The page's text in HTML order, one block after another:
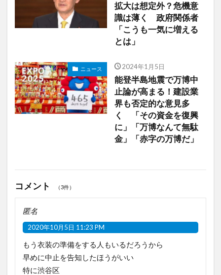
拡大は想定外？危機意
識は薄く 政府関係者
「こうも一気に増える
とは」
ニュース 2024年1月5日
能登半島地震で万博中
止論が高まる！建設業
界も否定的な意見多
く 「その資金を復興
に」「万博なんて無駄
金」「赤字の万博だ」
コメント （3件）
匿名
2020年10月5日 11:23 PM
もう衣装の準備をする人もいるだろうから
早めに中止を告知したほうがいい
特に渋谷区